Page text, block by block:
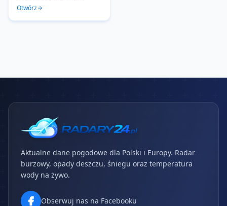
Otwórz
Aktualne dane pogodowe dla Polski i Europy. Radar
burzowy, opady deszczu, śniegu oraz temperatura
wody na żywo.
Obserwuj nas na Facebooku